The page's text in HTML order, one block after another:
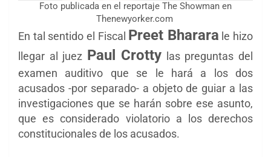
Foto publicada en el reportaje The Showman en
Thenewyorker.com
En tal sentido el Fiscal Preet Bharara le hizo
llegar al juez Paul Crotty las preguntas del
examen auditivo que se le hará a los dos
acusados -por separado- a objeto de guiar a las
investigaciones que se harán sobre ese asunto,
que es considerado violatorio a los derechos
constitucionales de los acusados.